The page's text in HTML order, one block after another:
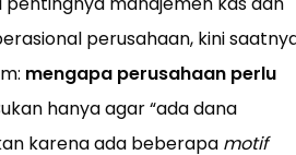
perusahaan, kini
mengapa perusahaan perlu
hanya agar “ada dana
karena ada beberapa motif